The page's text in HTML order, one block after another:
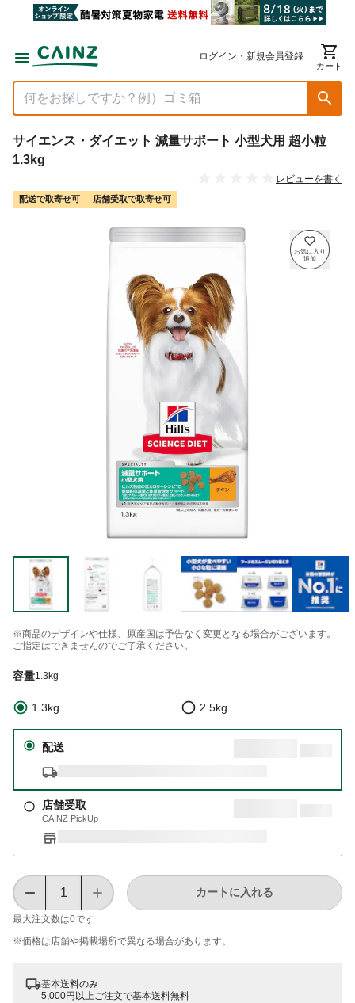
ログイン・新規会員登録
カート
サイエンス・ダイエット 減量サポート 小型犬用 超小粒
1.3kg
レビューを書く
配送で取寄せ可 店舗受取で取寄せ可
※商品のデザインや仕様、原産国は予告なく変更となる場合がございます。
ご指定はできませんのでご了承ください。
容量1.3kg
1.3kg 2.5kg
配送
店舗受取
CAINZ PickUp
最大注文数は0です
カートに入れる
※価格は​店舗や​掲載場所で​異なる​場合が​あります。
基本送料のみ
5,000円以上ご注文で基本送料無料